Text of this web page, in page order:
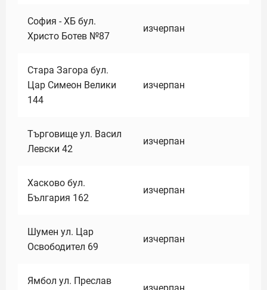
София - ХБ бул.
Христо Ботев №87
изчерпан
Стара Загора бул.
Цар Симеон Велики
144
изчерпан
Търговище ул. Васил
Левски 42
изчерпан
Хасково бул.
България 162
изчерпан
Шумен ул. Цар
Освободител 69
изчерпан
Ямбол ул. Преслав